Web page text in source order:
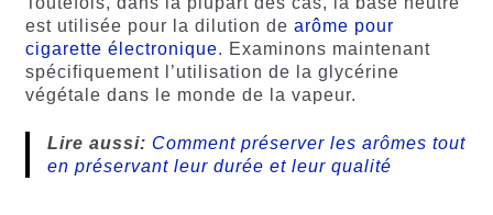
est utilisée pour la dilution de arôme pour
cigarette électronique. Examinons maintenant
spécifiquement l’utilisation de la glycérine
végétale dans le monde de la vapeur.
Lire aussi: Comment préserver les arômes tout
en préservant leur durée et leur qualité